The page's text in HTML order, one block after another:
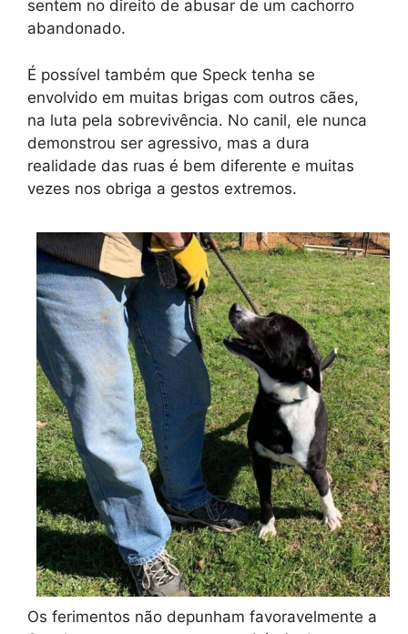
sentem no direito de abusar de um cachorro
abandonado.
É possível também que Speck tenha se
envolvido em muitas brigas com outros cães,
na luta pela sobrevivência. No canil, ele nunca
demonstrou ser agressivo, mas a dura
realidade das ruas é bem diferente e muitas
vezes nos obriga a gestos extremos.
Os ferimentos não depunham favoravelmente a